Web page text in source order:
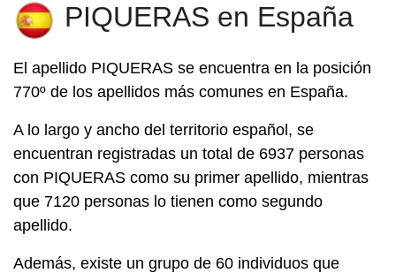
PIQUERAS en España
El apellido PIQUERAS se encuentra en la posición
770º de los apellidos más comunes en España.
A lo largo y ancho del territorio español, se
encuentran registradas un total de 6937 personas
con PIQUERAS como su primer apellido, mientras
que 7120 personas lo tienen como segundo
apellido.
Además, existe un grupo de 60 individuos que